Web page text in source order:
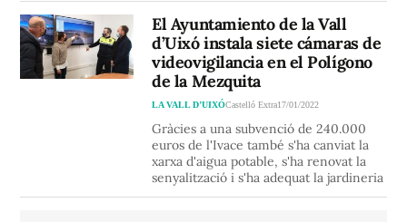
El Ayuntamiento de la Vall
d’Uixó instala siete cámaras de
videovigilancia en el Polígono
de la Mezquita
LA VALL D’UIXÓCastelló Extra17/01/2022
Gràcies a una subvenció de 240.000
euros de l'Ivace també s'ha canviat la
xarxa d'aigua potable, s'ha renovat la
senyalització i s'ha adequat la jardineria